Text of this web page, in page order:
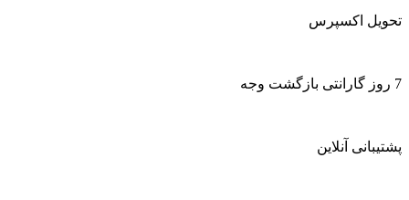
تحویل اکسپرس
7 روز گارانتی بازگشت وجه
پشتیبانی آنلاین